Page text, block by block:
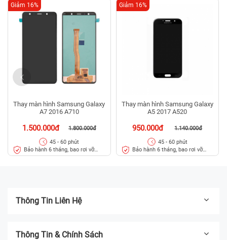
Thay màn hình Samsung Galaxy
A7 2016 A710
1.500.000đ 1.800.000đ
Giảm 16%
45 - 60 phút
Bảo hành 6 tháng, bao rơi vỡ
kính
Thay màn hình Samsung Galaxy
A5 2017 A520
950.000đ 1.140.000đ
Giảm 16%
45 - 60 phút
Bảo hành 6 tháng, bao rơi vỡ
kính
Thông Tin Liên Hệ
Thông Tin & Chính Sách